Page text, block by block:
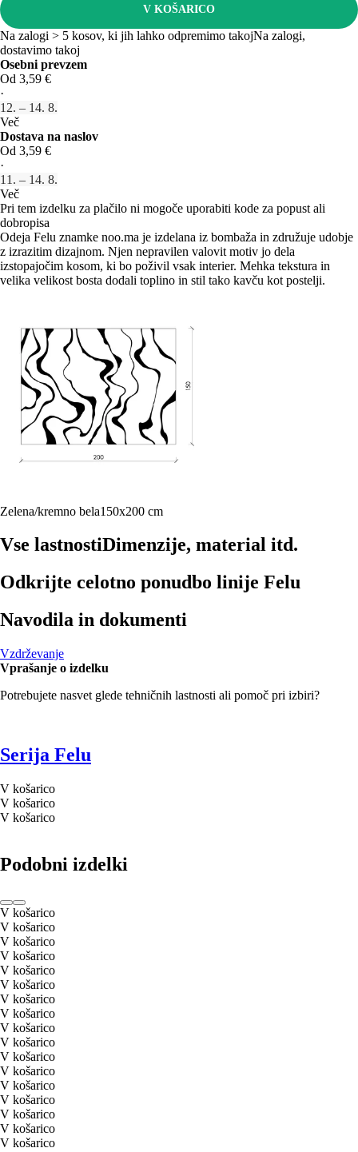
V KOŠARICO
Na zalogi > 5 kosov, ki jih lahko odpremimo takojNa zalogi,
dostavimo takoj
Osebni prevzem
Od 3,59 €
·
12. – 14. 8.
Več
Dostava na naslov
Od 3,59 €
·
11. – 14. 8.
Več
Pri tem izdelku za plačilo ni mogoče uporabiti kode za popust ali
dobropisa
Odeja Felu znamke noo.ma je izdelana iz bombaža in združuje udobje
z izrazitim dizajnom. Njen nepravilen valovit motiv jo dela
izstopajočim kosom, ki bo poživil vsak interier. Mehka tekstura in
velika velikost bosta dodali toplino in stil tako kavču kot postelji.
Zelena/kremno bela150x200 cm
Vse lastnostiDimenzije, material itd.
Odkrijte celotno ponudbo linije Felu
Navodila in dokumenti
Vzdrževanje
Vprašanje o izdelku
Potrebujete nasvet glede tehničnih lastnosti ali pomoč pri izbiri?
Serija Felu
V košarico
V košarico
V košarico
Podobni izdelki
V košarico
V košarico
V košarico
V košarico
V košarico
V košarico
V košarico
V košarico
V košarico
V košarico
V košarico
V košarico
V košarico
V košarico
V košarico
V košarico
V košarico